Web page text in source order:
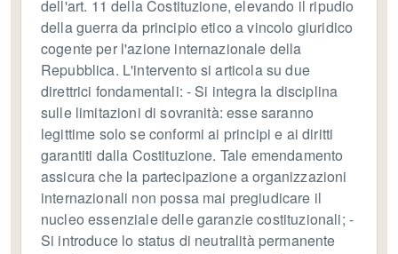
dell'art. 11 della Costituzione, elevando il ripudio
della guerra da principio etico a vincolo giuridico
cogente per l'azione internazionale della
Repubblica. L'intervento si articola su due
direttrici fondamentali: - Si integra la disciplina
sulle limitazioni di sovranità: esse saranno
legittime solo se conformi ai principi e ai diritti
garantiti dalla Costituzione. Tale emendamento
assicura che la partecipazione a organizzazioni
internazionali non possa mai pregiudicare il
nucleo essenziale delle garanzie costituzionali; -
Si introduce lo status di neutralità permanente